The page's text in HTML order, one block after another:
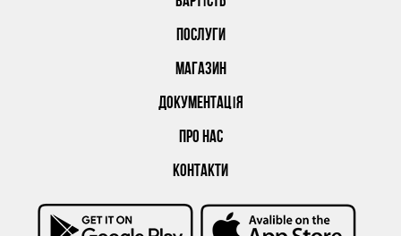
ПОСЛУГИ
МАГАЗИН
ДОКУМЕНТАЦІЯ
ПРО НАС
КОНТАКТИ